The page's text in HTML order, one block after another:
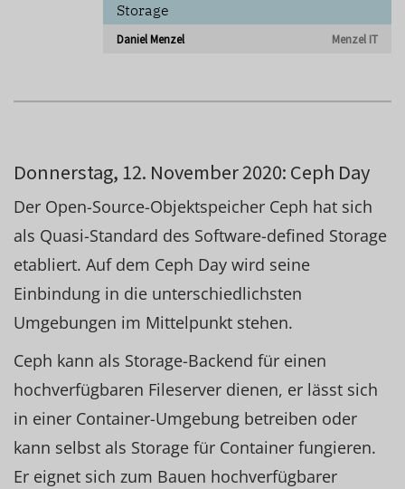
Storage
Daniel Menzel Menzel IT
Donnerstag, 12. November 2020: Ceph Day
Der Open-Source-Objektspeicher Ceph hat sich
als Quasi-Standard des Software-defined Storage
etabliert. Auf dem Ceph Day wird seine
Einbindung in die unterschiedlichsten
Umgebungen im Mittelpunkt stehen.
Ceph kann als Storage-Backend für einen
hochverfügbaren Fileserver dienen, er lässt sich
in einer Container-Umgebung betreiben oder
kann selbst als Storage für Container fungieren.
Er eignet sich zum Bauen hochverfügbarer